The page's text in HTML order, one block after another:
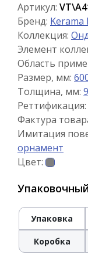
Артикул:
Бренд: Kerama
Коллекция:
Элемент
Область
Размер, мм:
Толщина, мм: 9
Реттификация:
Фактура
Имитация
орнамент
Цвет:
Упаковка
Коробка